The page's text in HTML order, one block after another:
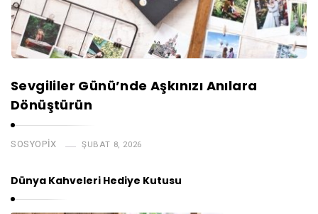
Sevgililer Günü’nde Aşkınızı Anılara
Dönüştürün
SOSYOPIX ŞUBAT 8, 2026
Dünya Kahveleri Hediye Kutusu